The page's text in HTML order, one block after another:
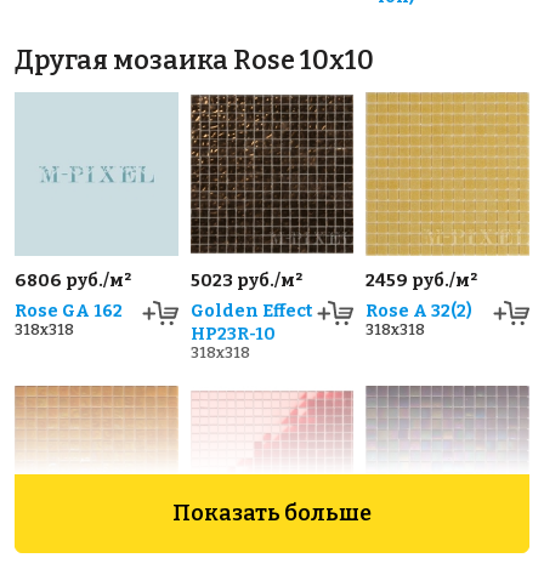
Другая мозаика Rose 10x10
6806 руб./м²
Rose GA 162
318x318
5023 руб./м²
Golden Effect
HP23R-10
318x318
2459 руб./м²
Rose A 32(2)
318x318
Показать больше